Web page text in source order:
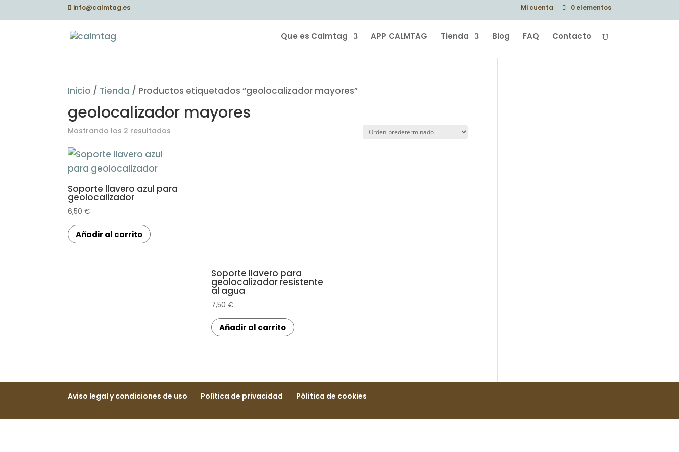
info@calmtag.es Mi cuenta 0 elementos
Que es Calmtag APP CALMTAG Tienda Blog FAQ Contacto
Inicio / Tienda / Productos etiquetados “geolocalizador mayores”
geolocalizador mayores
Mostrando los 2 resultados
Soporte llavero azul para
geolocalizador
6,50€
Añadir al carrito
Soporte llavero para
geolocalizador resistente
al agua
7,50 €
Añadir al carrito
Aviso legal y condiciones de uso Política de privacidad Pólitica de cookies